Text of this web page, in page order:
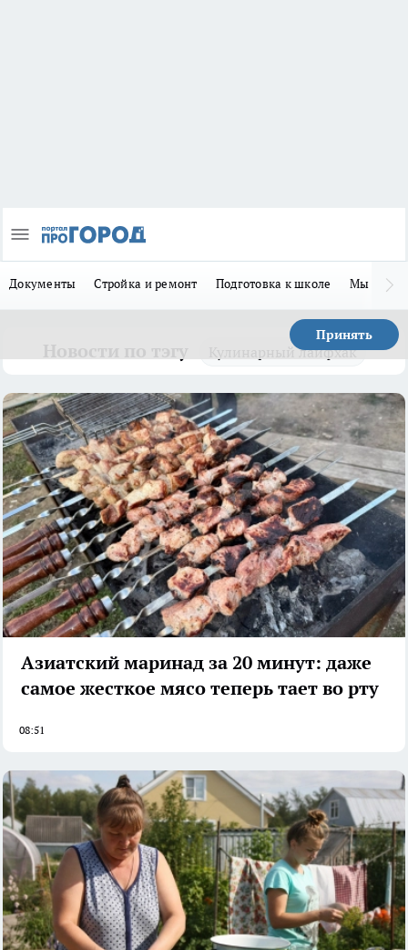
Документы Стройка и ремонт Подготовка к школе Мы в MAX
Принять
Кулинарный лайфхак
Азиатский маринад за 20 минут: даже
самое жесткое мясо теперь тает во рту
08:51